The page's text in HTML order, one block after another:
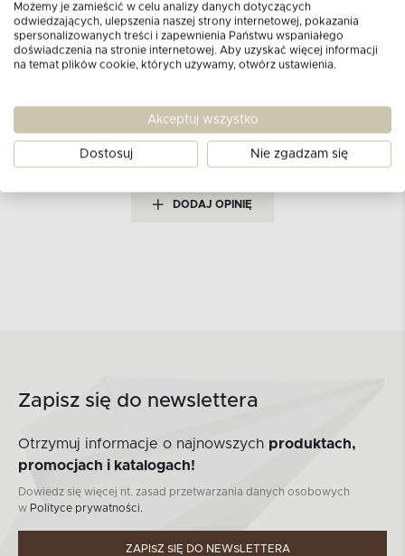
Opinie klientów
dla produktuSkrzynka z uchwytem
Aktualnie nie ma żadnych opinii.
napisać pierwszą?
DODAJ OPINIĘ
Zapisz się do newslettera
Otrzymuj informacje o najnowszych produktach,
promocjach i katalogach!
Dowiedz się więcej nt. zasad przetwarzania danych osobowych
w Polityce prywatności.
ZAPISZ SIĘ DO NEWSLETTERA
Możemy je zamieścić w celu analizy danych dotyczących
odwiedzających, ulepszenia naszej strony internetowej, pokazania
spersonalizowanych treści i zapewnienia Państwu wspaniałego
doświadczenia na stronie internetowej. Aby uzyskać więcej informacji
na temat plików cookie, których używamy, otwórz ustawienia.
Akceptuj wszystko
Dostosuj Nie zgadzam się